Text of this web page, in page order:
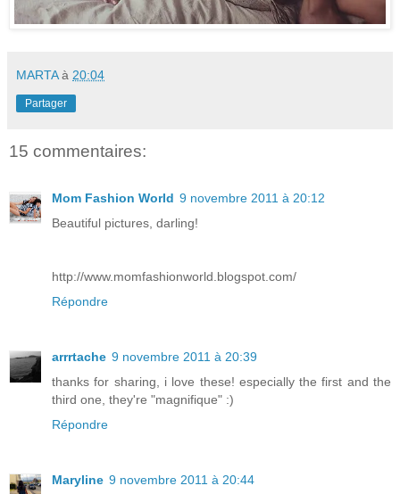
MARTA à 20:04
Partager
15 commentaires:
Mom Fashion World 9 novembre 2011 à 20:12
Beautiful pictures, darling!
http://www.momfashionworld.blogspot.com/
Répondre
arrrtache 9 novembre 2011 à 20:39
thanks for sharing, i love these! especially the first and the
third one, they're "magnifique" :)
Répondre
Maryline 9 novembre 2011 à 20:44